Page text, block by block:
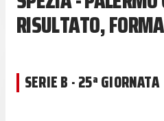
RISULTATO,
SERIE B · 25ª GIORNATA